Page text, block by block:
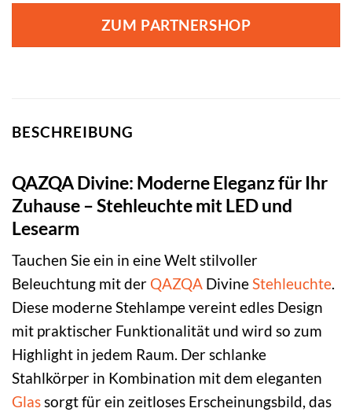
war:
219,00 €
ist:
159,00 €.
ZUM PARTNERSHOP
BESCHREIBUNG
QAZQA Divine: Moderne Eleganz für Ihr
Zuhause – Stehleuchte mit LED und
Lesearm
Tauchen Sie ein in eine Welt stilvoller
Beleuchtung mit der QAZQA DivineStehleuchte.
Diese moderne Stehlampe vereint edles Design
mit praktischer Funktionalität und wird so zum
Highlight in jedem Raum. Der schlanke
Stahlkörper in Kombination mit dem eleganten
Glassorgt für ein zeitloses Erscheinungsbild, das